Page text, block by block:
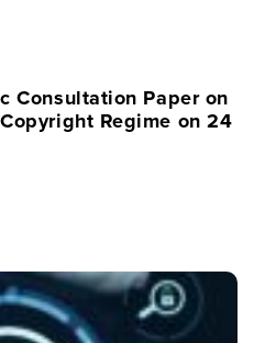
Consultation Paper on
Regime on 24